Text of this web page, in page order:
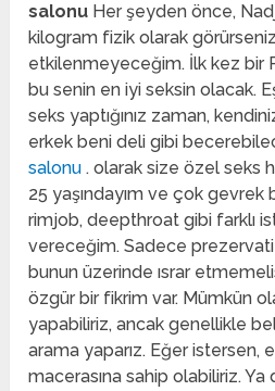
salonu Her şeyden önce,
kilogram fizik olarak
etkilenmeyeceğim. İlk kez bir
bu senin en iyi seksin olacak.
seks yaptığınız zaman,
erkek beni deli gibi
salonu. olarak size özel seks
25 yaşındayım ve çok gevrek
rimjob, deepthroat gibi farklı
vereceğim. Sadece
bunun üzerinde ısrar
özgür bir fikrim var. Mümkün
yapabiliriz, ancak genellikle
arama yaparız. Eğer istersen,
macerasına sahip olabiliriz. Ya